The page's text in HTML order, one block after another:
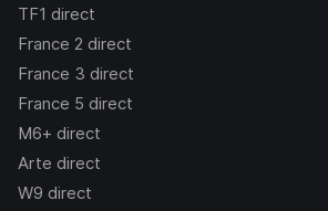
TF1 direct
France 2 direct
France 3 direct
France 5 direct
M6+ direct
Arte direct
W9 direct